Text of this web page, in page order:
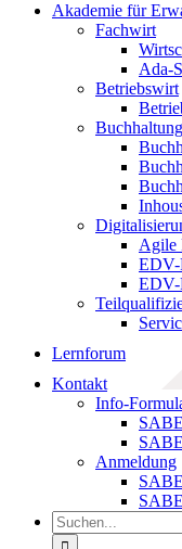
Akademie für
Fachwirt
Ada-
Betriebswirt
Buchhaltung
Agile
EDV-
EDV-
Lernforum
Kontakt
Info-
Anmeldung
Suche
nach: